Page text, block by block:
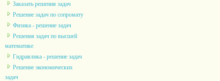
Заказать решения задач
Решение задач по сопромату
Физика - решение задач
Решения задач по высшей
математике
Гидравлика - решение задач
Решение экономических
задач